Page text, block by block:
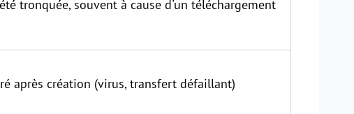
tronquée, souvent à cause d'un téléchargement
après création (virus, transfert défaillant)